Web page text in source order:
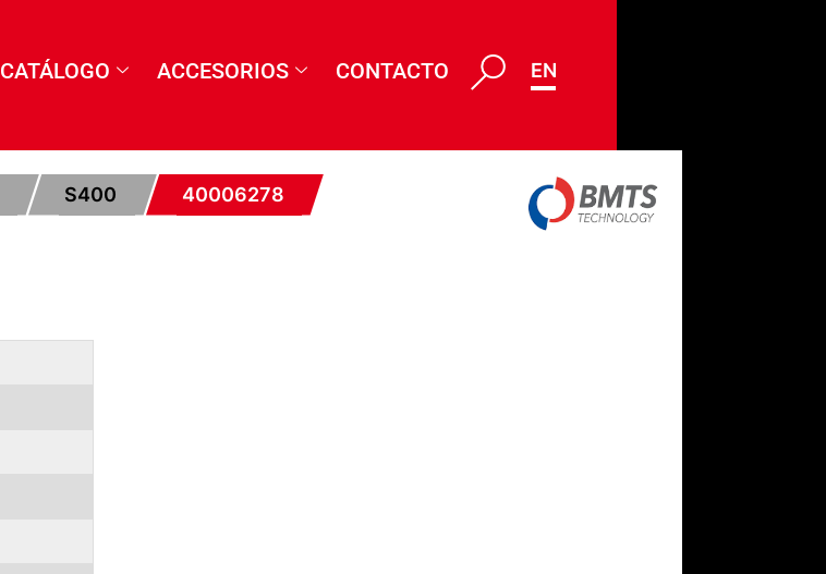
CATÁLOGO ACCESORIOS CONTACTO ENG
S400 40006278